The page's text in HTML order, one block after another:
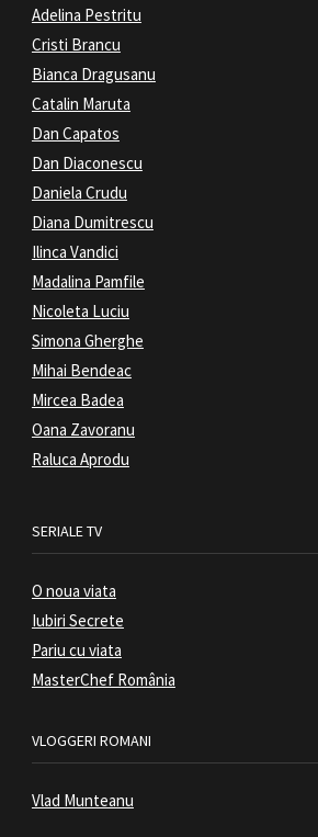
Adelina Pestritu
Cristi Brancu
Bianca Dragusanu
Catalin Maruta
Dan Capatos
Dan Diaconescu
Daniela Crudu
Diana Dumitrescu
Ilinca Vandici
Madalina Pamfile
Nicoleta Luciu
Simona Gherghe
Mihai Bendeac
Mircea Badea
Oana Zavoranu
Raluca Aprodu
SERIALE TV
O noua viata
Iubiri Secrete
Pariu cu viata
MasterChef România
VLOGGERI ROMANI
Vlad Munteanu